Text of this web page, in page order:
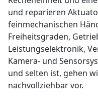
und reparieren
feinmechanischen
Freiheitsgraden,
Leistungselektronik,
Kamera- und
und selten ist, gehen
nachvollziehbar vor.